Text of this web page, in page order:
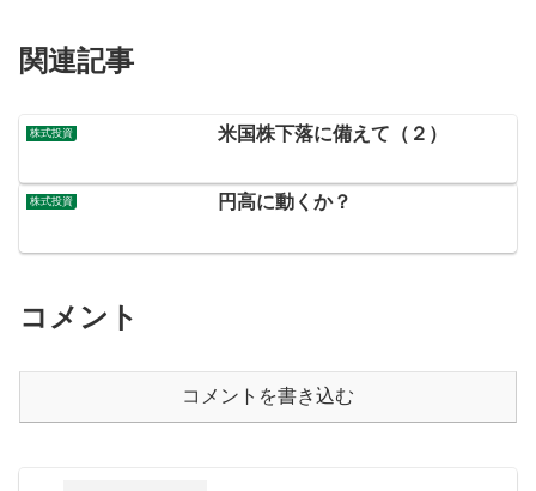
関連記事
株式投資 米国株下落に備えて（２）
株式投資 円高に動くか？
コメント
コメントを書き込む